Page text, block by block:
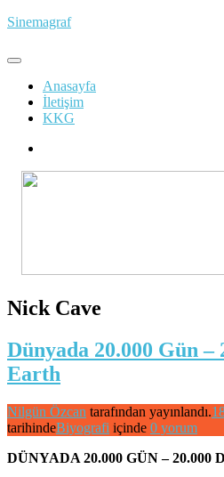
İçeriğe
Sinemagraf
Anasayfa
İletişim
KKG
Nick Cave
Dünyada 20.000 Gün –
Earth
Nilgün Özcan tarafından yayınlandı.
tarihindeBiyografi içinde 0 yorum
DÜNYADA 20.000 GÜN – 20.000